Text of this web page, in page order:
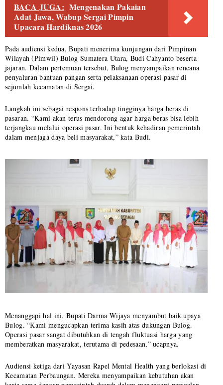
BACA JUGA: Mengenakan Pakaian
Adat Jawa, Wabup Sergai Pimpin
Upacara Hardiknas 2026
Pada audiensi kedua, Bupati menerima kunjungan dari Pimpinan
Wilayah (Pimwil) Bulog Sumatera Utara, Budi Cahyanto beserta
jajaran. Dalam pertemuan tersebut, Bulog menyampaikan rencana
penyaluran bantuan pangan serta pelaksanaan operasi pasar di
sejumlah kecamatan di Sergai.
Langkah ini sebagai respons terhadap tingginya harga beras di
pasaran. “Kami akan terus mendorong agar harga beras bisa lebih
terjangkau melalui operasi pasar. Ini bentuk kehadiran pemerintah
dalam menjaga daya beli masyarakat,” kata Budi.
Menanggapi hal ini, Bupati Darma Wijaya menyambut baik upaya
Bulog. “Kami mengucapkan terima kasih atas dukungan Bulog.
Operasi pasar sangat dibutuhkan di tengah fluktuasi harga yang
memberatkan masyarakat, terutama di pedesaan,” ucapnya.
Audiensi ketiga dari Yayasan Rapel Mental Health yang berlokasi di
Kecamatan Perbaungan. Mereka menyampaikan kebutuhan akan